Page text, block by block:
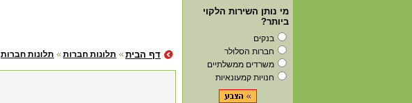
תלונות חברות תלונות חברות דף הבית
מי נותן השירות הלקוי
ביותר?
בנקים
חברות הסלולר
משרדים ממשלתיים
חנויות קמעונאיות